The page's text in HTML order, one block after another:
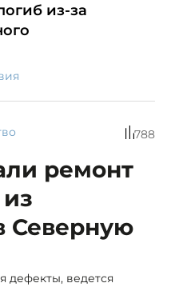
из-за
788
ремонт
Северную
дефекты, ведется